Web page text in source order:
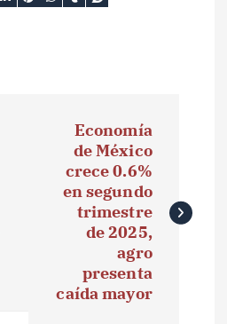
Economía
de México
crece 0.6%
en segundo
trimestre
de 2025,
agro
presenta
caída mayor